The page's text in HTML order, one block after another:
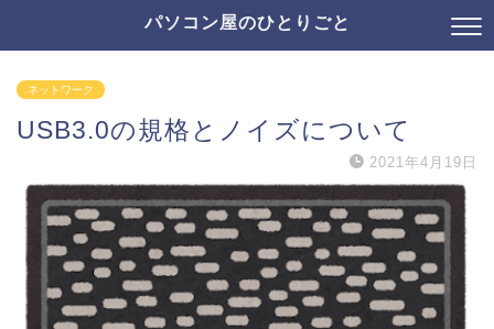
パソコン屋のひとりごと
ネットワーク
USB3.0の規格とノイズについて
2021年4月19日